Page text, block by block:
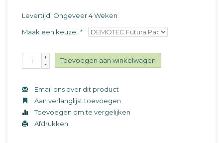
Levertijd: Ongeveer 4 Weken
Maak een keuze: *
+
-
Toevoegen aan winkelwagen
Email ons over dit product
Aan verlanglijst toevoegen
Toevoegen om te vergelijken
Afdrukken